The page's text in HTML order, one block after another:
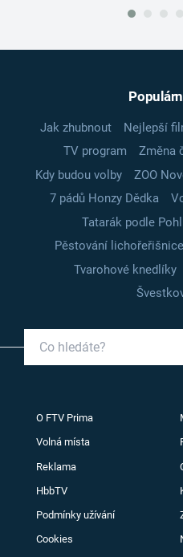
Jak zhubnout Nejlepší
TV program
Změna
Kdy budou volby
ZOO
7 pádů Honzy Dědka
Tatarák podle
Pěstování lichořeřišnice
Tvarohové knedlíky
O FTV Prima
Volná místa
Reklama
HbbTV
Podmínky užívání
Cookies